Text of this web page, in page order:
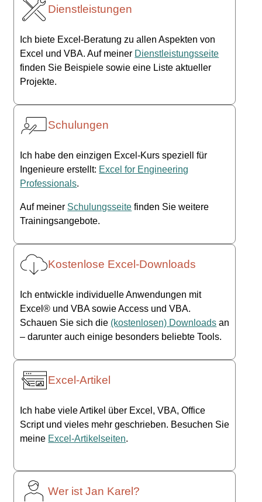
Dienstleistungen
Ich biete Excel-Beratung zu allen Aspekten von
Excel und VBA. Auf meiner Dienstleistungsseite
finden Sie Beispiele sowie eine Liste aktueller
Projekte.
Schulungen
Ich habe den einzigen Excel-Kurs speziell für
Ingenieure erstellt: Excel for Engineering
Professionals.
Auf meiner Schulungsseite finden Sie weitere
Trainingsangebote.
Kostenlose Excel-Downloads
Ich entwickle individuelle Anwendungen mit
Excel® und VBA sowie Access und VBA.
Schauen Sie sich die (kostenlosen) Downloads an
– darunter auch einige besonders beliebte Tools.
Excel-Artikel
Ich habe viele Artikel über Excel, VBA, Office
Script und vieles mehr geschrieben. Besuchen Sie
meine Excel-Artikelseiten.
Wer ist Jan Karel?